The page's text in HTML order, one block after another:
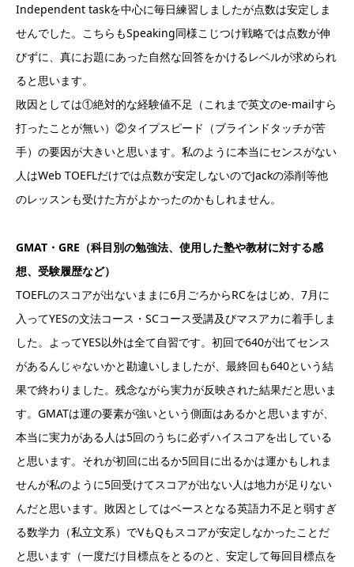
Independent taskを中心に毎日練習しましたが点数は安定しま
せんでした。こちらもSpeaking同様こじつけ戦略では点数が伸
びずに、真にお題にあった自然な回答をかけるレベルが求められ
ると思います。
敗因としては①絶対的な経験値不足（これまで英文のe-mailすら
打ったことが無い）②タイプスピード（ブラインドタッチが苦
手）の要因が大きいと思います。私のように本当にセンスがない
人はWeb TOEFLだけでは点数が安定しないのでJackの添削等他
のレッスンも受けた方がよかったのかもしれません。
GMAT・GRE（科目別の勉強法、使用した塾や教材に対する感
想、受験履歴など）
TOEFLのスコアが出ないままに6月ごろからRCをはじめ、7月に
入ってYESの文法コース・SCコース受講及びマスアカに着手しま
した。よってYES以外は全て自習です。初回で640が出てセンス
があるんじゃないかと勘違いしましたが、最終回も640という結
果で終わりました。残念ながら実力が反映された結果だと思いま
す。GMATは運の要素が強いという側面はあるかと思いますが、
本当に実力がある人は5回のうちに必ずハイスコアを出している
と思います。それが初回に出るか5回目に出るかは運かもしれま
せんが私のように5回受けてスコアが出ない人は地力が足りない
んだと思います。敗因としてはベースとなる英語力不足と弱すぎ
る数学力（私立文系）でVもQもスコアが安定しなかったことだ
と思います（一度だけ目標点をとるのと、安定して毎回目標点を